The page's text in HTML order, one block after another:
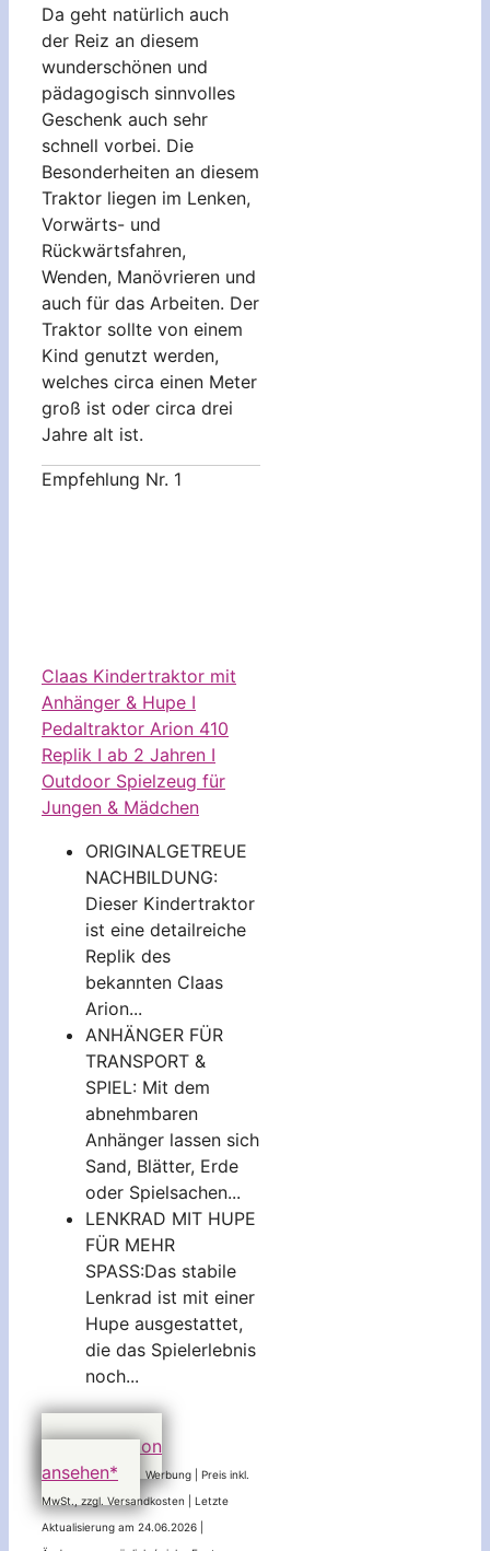
Da geht natürlich auch
der Reiz an diesem
wunderschönen und
pädagogisch sinnvolles
Geschenk auch sehr
schnell vorbei. Die
Besonderheiten an diesem
Traktor liegen im Lenken,
Vorwärts- und
Rückwärtsfahren,
Wenden, Manövrieren und
auch für das Arbeiten. Der
Traktor sollte von einem
Kind genutzt werden,
welches circa einen Meter
groß ist oder circa drei
Jahre alt ist.
Empfehlung Nr. 1
Claas Kindertraktor mit
Anhänger & Hupe I
Pedaltraktor Arion 410
Replik I ab 2 Jahren I
Outdoor Spielzeug für
Jungen & Mädchen
ORIGINALGETREUE
NACHBILDUNG:
Dieser Kindertraktor
ist eine detailreiche
Replik des
bekannten Claas
Arion...
ANHÄNGER FÜR
TRANSPORT &
SPIEL: Mit dem
abnehmbaren
Anhänger lassen sich
Sand, Blätter, Erde
oder Spielsachen...
LENKRAD MIT HUPE
FÜR MEHR
SPASS:Das stabile
Lenkrad ist mit einer
Hupe ausgestattet,
die das Spielerlebnis
noch...
79,99 EUR
bei Amazon
ansehen*
Werbung | Preis inkl.
MwSt., zzgl. Versandkosten | Letzte
Aktualisierung am 24.06.2026 |